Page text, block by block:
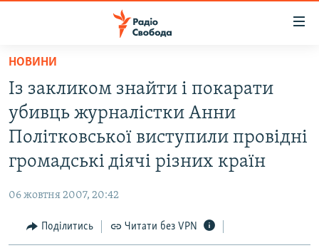
Перейти
основного
матеріалу
Перейти
до
основної
Перейти
пошуку
ВСЕ ЗА ДОБУ
СТАТТІ
КУЛЬТУРА
ДОНБАС.РЕАЛІЇ
КРИМ.РЕАЛІЇ
НОВИНИ
Із закликом знайти і покарати
убивць журналістки Анни
Політковської виступили провідні
громадські діячі різних країн
06 жовтня 2007, 20:42
Поділитись Читати без VPN